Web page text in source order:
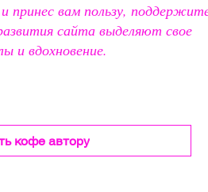
принес вам пользу,
сайта выделяют свое
и вдохновение.
кофе автору